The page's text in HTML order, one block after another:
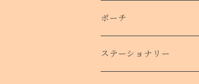
側面プリントハードケース
手帳型スマホケース
ポーチ
ステーショナリー